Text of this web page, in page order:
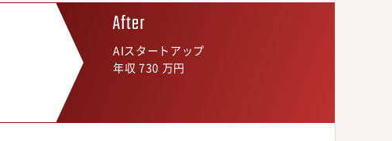
AIスタートアップ
年収 730 万円